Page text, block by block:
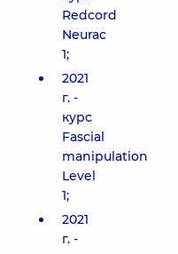
Redcord
Neurac
1;
2021
г. -
курс
Fascial
manipulation
Level
1;
2021
г. -